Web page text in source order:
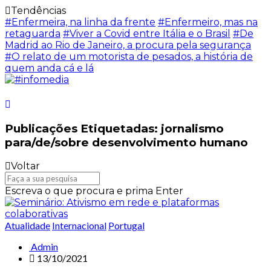
Tendências
#Enfermeira, na linha da frente #Enfermeiro, mas na
retaguarda #Viver a Covid entre Itália e o Brasil #De
Madrid ao Rio de Janeiro, a procura pela segurança
#O relato de um motorista de pesados, a história de
quem anda cá e lá
Publicações Etiquetadas: jornalismo
para/de/sobre desenvolvimento humano
Voltar
Escreva o que procura e prima Enter
Atualidade Internacional Portugal
Admin
13/10/2021